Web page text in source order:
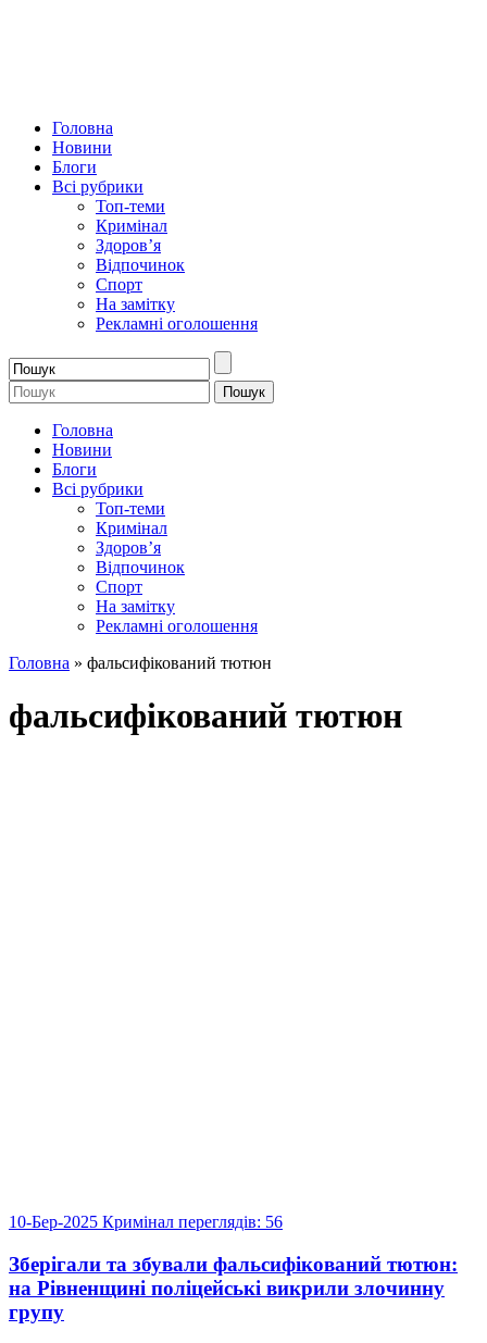
Головна
Новини
Блоги
Всі рубрики
Топ-теми
Кримінал
Здоров’я
Відпочинок
Спорт
На замітку
Рекламні оголошення
Головна
Новини
Блоги
Всі рубрики
Топ-теми
Кримінал
Здоров’я
Відпочинок
Спорт
На замітку
Рекламні оголошення
Головна » фальсифікований тютюн
фальсифікований тютюн
10-Бер-2025 Кримінал переглядів: 56
Зберігали та збували фальсифікований тютюн:
на Рівненщині поліцейські викрили злочинну
групу